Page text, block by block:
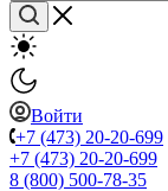
Войти
+7 (473) 20-20-699
+7 (473) 20-20-699
8 (800) 500-78-35